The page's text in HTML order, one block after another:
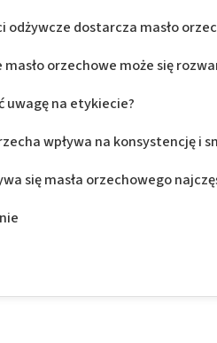
odżywcze dostarcza masło
orzechowe może się
uwagę na etykiecie?
wpływa na konsystencję i
się masła orzechowego